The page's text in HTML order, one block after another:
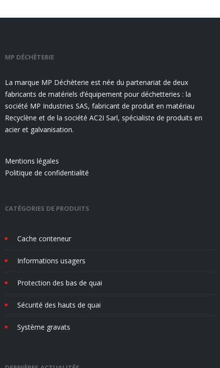
MP DÉCHÈTERIE
La marque MP Déchèterie est née du partenariat de deux
fabricants de matériels d’équipement pour déchetteries : la
société MP Industries SAS, fabricant de produit en matériau
Recyclène et de la société AC2I Sarl, spécialiste de produits en
acier et galvanisation.
Mentions légales
Politique de confidentialité
CATÉGORIES DE PRODUITS
Cache conteneur
Informations usagers
Protection des bas de quai
Sécurité des hauts de quai
Système gravats